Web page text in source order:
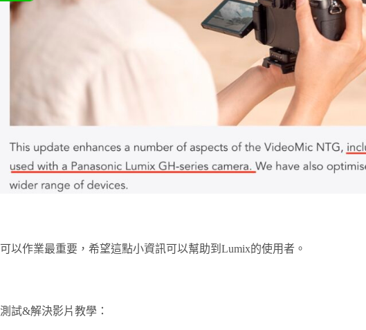
可以作業最重要，希望這點小資訊可以幫助到Lumix的使用者。
測試&解決影片教學：